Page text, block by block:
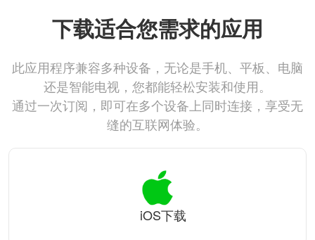
下载适合您需求的应用
此应用程序兼容多种设备，无论是手机、平板、电脑
还是智能电视，您都能轻松安装和使用。
通过一次订阅，即可在多个设备上同时连接，享受无
缝的互联网体验。
iOS下载